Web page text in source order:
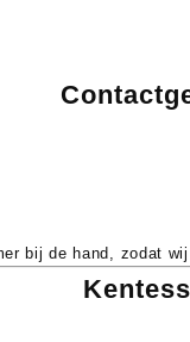
bij de hand, zodat